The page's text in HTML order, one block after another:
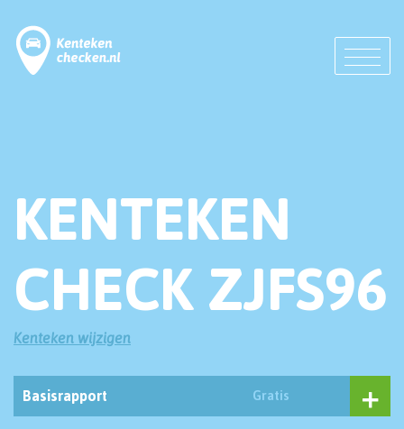
KENTEKEN
CHECK ZJFS96
Kenteken wijzigen
Basisrapport Gratis